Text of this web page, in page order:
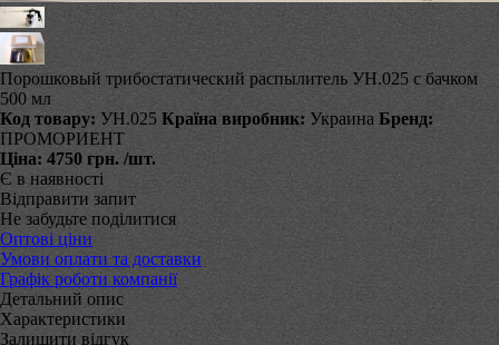
Порошковый трибостатический распылитель УН.025 с бачком
500 мл
Код товару: УН.025 Країна виробник: Украина Бренд:
ПРОМОРИЕНТ
Ціна: 4750 грн. /шт.
Є в наявності
Відправити запит
Не забудьте поділитися
Оптові ціни
Умови оплати та доставки
Графік роботи компанії
Детальний опис
Характеристики
Залишити відгук